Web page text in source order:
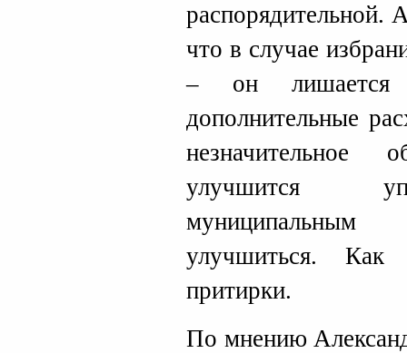
распорядительной.
что в случае
– он лишается
дополнительные
незначительное
улучшится
улучшиться.
притирки.
По мнению